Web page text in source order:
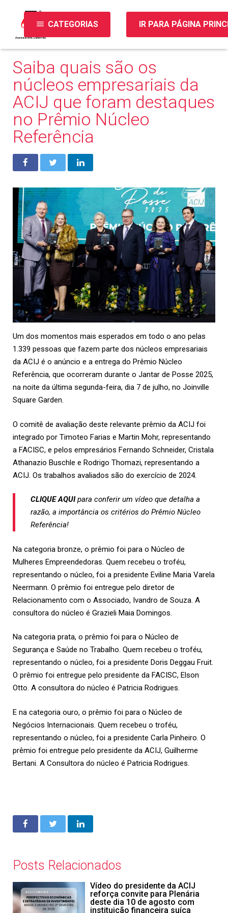
menu CATEGORIAS IR PARA PÁGINA
Saiba quais são os
núcleos empresariais da
ACIJ que foram destaques
no Prêmio Núcleo
Referência
Um dos momentos mais esperados em todo o ano pelas
1.339 pessoas que fazem parte dos núcleos empresariais
da ACIJ é o anúncio e a entrega do Prêmio Núcleo
Referência, que ocorreram durante o Jantar de Posse 2025,
na noite da última segunda-feira, dia 7 de julho, no Joinville
Square Garden.
O comitê de avaliação deste relevante prêmio da ACIJ foi
integrado por Timoteo Farias e Martin Mohr, representando
a FACISC, e pelos empresários Fernando Schneider, Cristala
Athanazio Buschle e Rodrigo Thomazi, representando a
ACIJ. Os trabalhos avaliados são do exercício de 2024.
CLIQUE AQUIpara conferir um vídeo que detalha a
razão, a importância os critérios do Prêmio Núcleo
Referência!
Na categoria bronze, o prêmio foi para o Núcleo de
Mulheres Empreendedoras. Quem recebeu o troféu,
representando o núcleo, foi a presidente Eviline Maria Varela
Neermann. O prêmio foi entregue pelo diretor de
Relacionamento com o Associado, Ivandro de Souza. A
consultora do núcleo é Grazieli Maia Domingos.
Na categoria prata, o prêmio foi para o Núcleo de
Segurança e Saúde no Trabalho. Quem recebeu o troféu,
representando o núcleo, foi a presidente Doris Deggau Fruit.
O prêmio foi entregue pelo presidente da FACISC, Elson
Otto. A consultora do núcleo é Patricia Rodrigues.
E na categoria ouro, o prêmio foi para o Núcleo de
Negócios Internacionais. Quem recebeu o troféu,
representando o núcleo, foi a presidente Carla Pinheiro. O
prêmio foi entregue pelo presidente da ACIJ, Guilherme
Bertani. A Consultora do núcleo é Patricia Rodrigues.
Posts Relacionados
Vídeo do presidente da ACIJ
reforça convite para Plenária
deste dia 10 de agosto com
instituição financeira suíça